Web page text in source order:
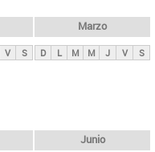
V S
Marzo
D L M M J V S
Junio